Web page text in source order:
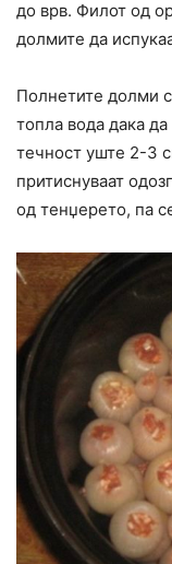
до врв. Филот од
долмите да
Полнетите долми
топла вода дака
течност уште 2-3
притиснуваат
од тенџерето, па